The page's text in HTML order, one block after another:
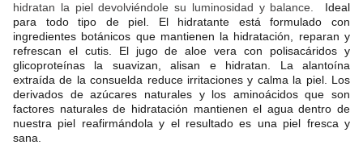
hidratan la piel devolviéndole su luminosidad y balance.
  Ideal
para todo tipo de piel. El hidratante está formulado con
ingredientes botánicos que mantienen la hidratación, reparan y
refrescan el cutis. El jugo de aloe vera con polisacáridos y
glicoproteínas la suavizan, alisan e hidratan. La alantoína
extraída de la consuelda reduce irritaciones y calma la piel. Los
derivados de azúcares naturales y los aminoácidos que son
factores naturales de hidratación mantienen el agua dentro de
nuestra piel reafirmándola y el resultado es una piel fresca y
sana.